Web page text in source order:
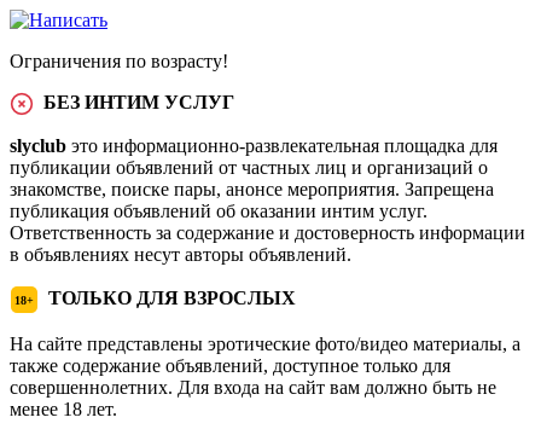
Ограничения по возрасту!
БЕЗ ИНТИМ УСЛУГ
slyclub это информационно-развлекательная площадка для
публикации объявлений от частных лиц и организаций о
знакомстве, поиске пары, анонсе мероприятия. Запрещена
публикация объявлений об оказании интим услуг.
Ответственность за содержание и достоверность информации
в объявлениях несут авторы объявлений.
18+ ТОЛЬКО ДЛЯ ВЗРОСЛЫХ
На сайте представлены эротические фото/видео материалы, а
также содержание объявлений, доступное только для
совершеннолетних. Для входа на сайт вам должно быть не
менее 18 лет.